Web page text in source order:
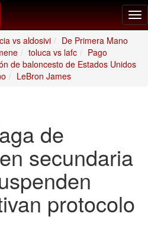
vs aldosivi
De Primera Mano
toluca vs lafc
Pago
de baloncesto de Estados Unidos
LeBron James
de
secundaria
protocolo